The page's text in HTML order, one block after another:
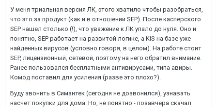
У меня триальная версия ЛК, этого хватило чтобы разобраться,
что это за продукт (как и в отношении SEP). После касперского
SEP нашел столько (!), что уважение к ЛК упало до нуля. Оно и
понятно, SEP работает на развитой логике, а KIS на базе уже
найденных вирусов (условно говоря, в целом). На работе стоит
SEP, лицензионный, сетевой, поэтому на него обратил внимание.
Ранее пользовался бесплатными антивирусами, типа авиры.
Комод поставил для усиления (разве это плохо?).
Буду звонить в Симантек (сегодня не дозвонился), узнавать
насчет покупки для дома. Но, не понятно - позавчера скачал